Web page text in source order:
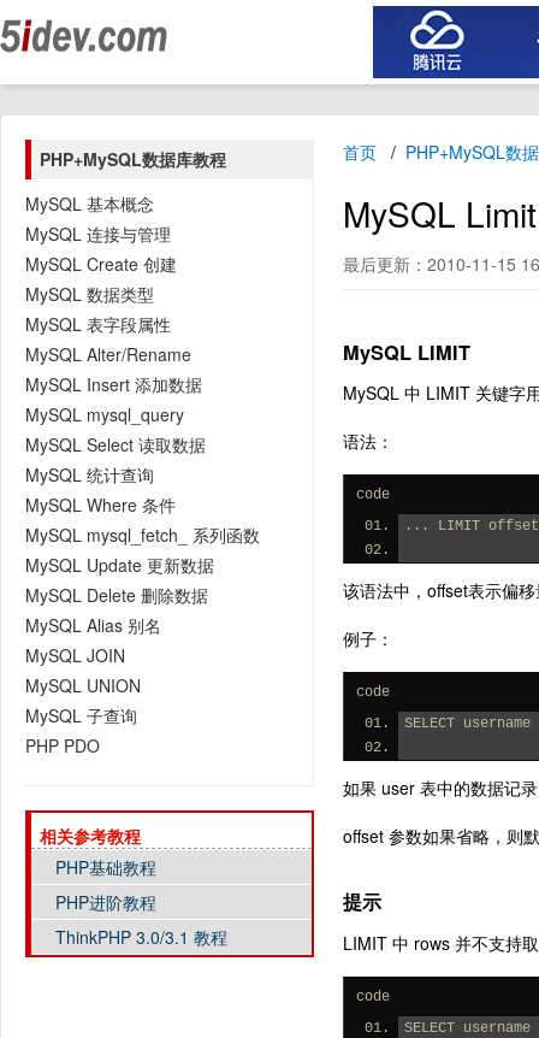
PHP+MySQL数据库教程
MySQL 基本概念
MySQL 连接与管理
MySQL Create 创建
MySQL 数据类型
MySQL 表字段属性
MySQL Alter/Rename
MySQL Insert 添加数据
MySQL mysql_query
MySQL Select 读取数据
MySQL 统计查询
MySQL Where 条件
MySQL mysql_fetch_ 系列函数
MySQL Update 更新数据
MySQL Delete 删除数据
MySQL Alias 别名
MySQL JOIN
MySQL UNION
MySQL 子查询
PHP PDO
相关参考教程
PHP基础教程
PHP进阶教程
ThinkPHP 3.0/3.1 教程
首页 PHP+MySQL数
MySQL
最后更新：2010-11-15
MySQL LIMIT
MySQL 中 LIMIT 关键字
语法：
code
... LIMIT
该语法中，offset表示偏
例子：
code
SELECT
如果 user 表中的数据记
offset 参数如果省略，则
提示
LIMIT 中 rows 并不支持
code
SELECT